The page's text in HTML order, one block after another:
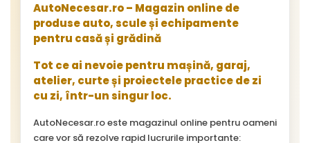
AutoNecesar.ro – Magazin online de
produse auto, scule și echipamente
pentru casă și grădină
Tot ce ai nevoie pentru mașină, garaj,
atelier, curte și proiectele practice de zi
cu zi, într-un singur loc.
AutoNecesar.ro este magazinul online pentru oameni
care vor să rezolve rapid lucrurile importante: